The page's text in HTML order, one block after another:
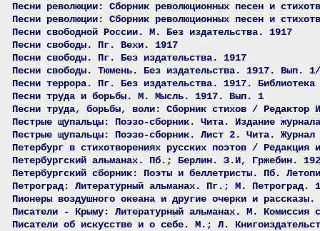
Песни революции: Сборник революционных песен и
Песни революции: Сборник революционных песен и
Песни свободной России. М. Без издательства. 1917
Песни свободы. Пг. Вехи. 1917
Песни свободы. Пг. Без издательства. 1917
Песни свободы. Тюмень. Без издательства. 1917. Вып.
Песни террора. Пг. Без издательства. 1917. Библиотека
Песни труда и борьбы. М. Мысль. 1917. Вып. 1
Песни труда, борьбы, воли: Сборник стихов /
Пестрые щупальцы: Поэзо-сборник. Чита. Издание
Пестрые щупальцы: Поэзо-сборник. Лист 2. Чита.
Петербург в стихотворениях русских поэтов /
Петербургский альманах. Пб.; Берлин. З.И, Гржебин.
Петербургский сборник: Поэты и беллетристы. Пб.
Петроград: Литературный альманах. Пг.; М. Петроград.
Пионеры воздушного океана и другие очерки и
Писатели - Крыму: Литературный альманах. М. Комиссия
Писатели об искусстве и о себе. М.; Л.